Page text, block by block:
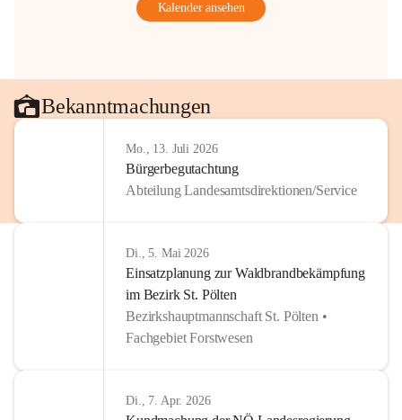
Kalender ansehen
Bekanntmachungen
Mo., 13. Juli 2026
Bürgerbegutachtung
Abteilung Landesamtsdirektionen/Service
Di., 5. Mai 2026
Einsatzplanung zur Waldbrandbekämpfung
im Bezirk St. Pölten
Bezirkshauptmannschaft St. Pölten •
Fachgebiet Forstwesen
Di., 7. Apr. 2026